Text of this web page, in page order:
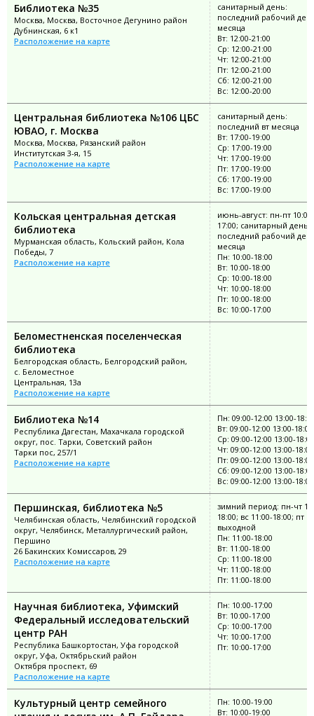
Библиотека №35
Москва, Москва, Восточное Дегунино район
Дубнинская, 6 к1
Расположение на карте
санитарный день:
последний рабочий
месяца
Вт: 12:00-21:00
Ср: 12:00-21:00
Чт: 12:00-21:00
Пт: 12:00-21:00
Сб: 12:00-21:00
Вс: 12:00-20:00
Центральная библиотека №106 ЦБС
ЮВАО, г. Москва
Москва, Москва, Рязанский район
Институтская 3-я, 15
Расположение на карте
санитарный день:
последний вт месяца
Вт: 17:00-19:00
Ср: 17:00-19:00
Чт: 17:00-19:00
Пт: 17:00-19:00
Сб: 17:00-19:00
Вс: 17:00-19:00
Кольская центральная детская
библиотека
Мурманская область, Кольский район, Кола
Победы, 7
Расположение на карте
июнь-август: пн-пт 10:00-
17:00; санитарный день:
последний рабочий
месяца
Пн: 10:00-18:00
Вт: 10:00-18:00
Ср: 10:00-18:00
Чт: 10:00-18:00
Пт: 10:00-18:00
Вс: 10:00-17:00
Беломестненская поселенческая
библиотека
Белгородская область, Белгородский район,
с. Беломестное
Центральная, 13а
Расположение на карте
Библиотека №14
Республика Дагестан, Махачкала городской
округ, пос. Тарки, Советский район
Тарки пос, 257/1
Расположение на карте
Пн: 09:00-12:00 13:00-
Вт: 09:00-12:00 13:00-18:00
Ср: 09:00-12:00 13:00-18:00
Чт: 09:00-12:00 13:00-18:00
Пт: 09:00-12:00 13:00-18:00
Сб: 09:00-12:00 13:00-18:00
Вс: 09:00-12:00 13:00-18:00
Першинская, библиотека №5
Челябинская область, Челябинский городской
округ, Челябинск, Металлургический район,
Першино
26 Бакинских Комиссаров, 29
Расположение на карте
зимний период: пн-чт
18:00; вс 11:00-18:00; пт
выходной
Пн: 11:00-18:00
Вт: 11:00-18:00
Ср: 11:00-18:00
Чт: 11:00-18:00
Пт: 11:00-18:00
Научная библиотека, Уфимский
Федеральный исследовательский
центр РАН
Республика Башкортостан, Уфа городской
округ, Уфа, Октябрьский район
Октября проспект, 69
Расположение на карте
Пн: 10:00-17:00
Вт: 10:00-17:00
Ср: 10:00-17:00
Чт: 10:00-17:00
Пт: 10:00-17:00
Культурный центр семейного
Пн: 10:00-19:00
Вт: 10:00-19:00